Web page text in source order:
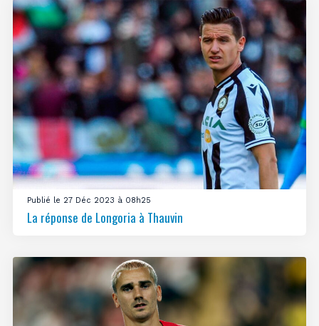
Publié le 27 Déc 2023 à 08h25
La réponse de Longoria à Thauvin